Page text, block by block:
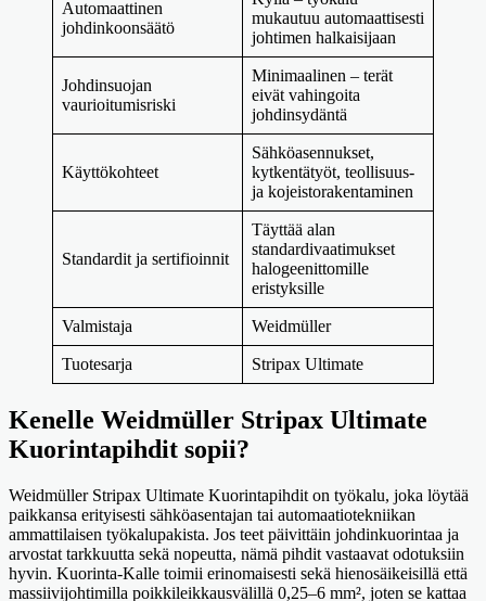
Automaattinen
johdinkoonsäätö
mukautuu automaattisesti
johtimen halkaisijaan
Johdinsuojan
vaurioitumisriski
Minimaalinen – terät
eivät vahingoita
johdinsydäntä
Käyttökohteet
Sähköasennukset,
kytkentätyöt, teollisuus-
ja kojeistorakentaminen
Standardit ja sertifioinnit
Täyttää alan
standardivaatimukset
halogeenittomille
eristyksille
Valmistaja Weidmüller
Tuotesarja Stripax Ultimate
Kenelle Weidmüller Stripax Ultimate
Kuorintapihdit sopii?
Weidmüller Stripax Ultimate Kuorintapihdit on työkalu, joka löytää
paikkansa erityisesti sähköasentajan tai automaatiotekniikan
ammattilaisen työkalupakista. Jos teet päivittäin johdinkuorintaa ja
arvostat tarkkuutta sekä nopeutta, nämä pihdit vastaavat odotuksiin
hyvin. Kuorinta-Kalle toimii erinomaisesti sekä hienosäikeisillä että
massiivijohtimilla poikkileikkausvälillä 0,25–6 mm², joten se kattaa